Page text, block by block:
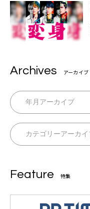
Archives アーカイブ
Feature 特集